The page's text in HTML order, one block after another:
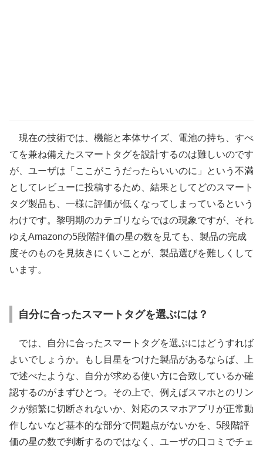
現在の技術では、機能と本体サイズ、電池の持ち、すべ
てを兼ね備えたスマートタグを設計するのは難しいのです
が、ユーザは「ここがこうだったらいいのに」という不満
としてレビューに投稿するため、結果としてどのスマート
タグ製品も、一様に評価が低くなってしまっているという
わけです。黎明期のカテゴリならではの現象ですが、それ
ゆえAmazonの5段階評価の星の数を見ても、製品の完成
度そのものを見抜きにくいことが、製品選びを難しくして
います。
自分に合ったスマートタグを選ぶには？
では、自分に合ったスマートタグを選ぶにはどうすれば
よいでしょうか。もし目星をつけた製品があるならば、上
で述べたような、自分が求める使い方に合致しているか確
認するのがまずひとつ。その上で、例えばスマホとのリン
クが頻繁に切断されないか、対応のスマホアプリが正常動
作しないなど基本的な部分で問題点がないかを、5段階評
価の星の数で判断するのではなく、ユーザの口コミでチェ